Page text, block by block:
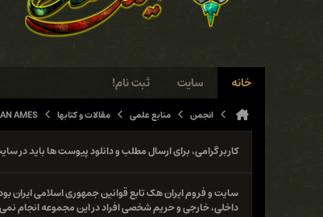
خانه سایت ثبت نام!
انجمن منابع علمی مقالات و کتابها AMES
کاربر گرامی، برای ارسال مطلب و دانلود پیوست ها باید در
سایت و فروم ایران هک تابع قوانین جمهوری اسلامی
داخلی، خارجی و حریم شخصی افراد در این مجموعه انجام